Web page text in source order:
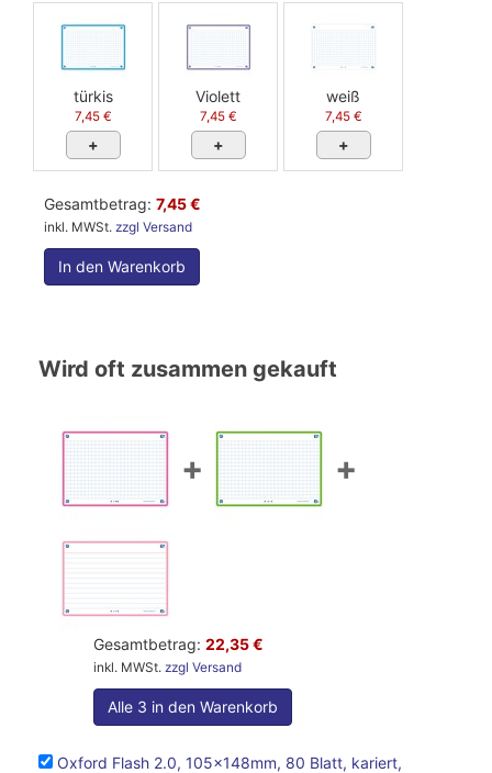
türkis
7,45 €
+
Violett
7,45 €
+
weiß
7,45 €
+
Gesamtbetrag: 7,45 €
inkl. MWSt. zzgl Versand
In den Warenkorb
Wird oft zusammen gekauft
+ +
Gesamtbetrag: 22,35 €
inkl. MWSt. zzgl Versand
Alle 3 in den Warenkorb
Oxford Flash 2.0, 105x148mm, 80 Blatt, kariert,